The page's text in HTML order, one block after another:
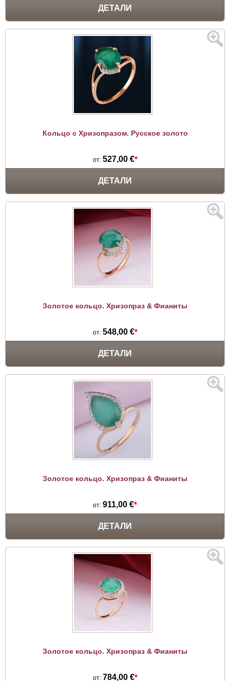
ДЕТАЛИ
Кольцо с Хризопразом. Русское золото
от: 527,00 €*
ДЕТАЛИ
Золотое кольцо. Хризопраз & Фианиты
от: 548,00 €*
ДЕТАЛИ
Золотое кольцо. Хризопраз & Фианиты
от: 911,00 €*
ДЕТАЛИ
Золотое кольцо. Хризопраз & Фианиты
от: 784,00 €*